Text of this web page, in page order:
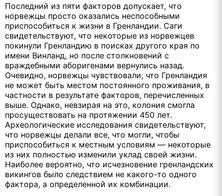
Последний из пяти факторов допускает, что
норвежцы просто оказались неспособными
приспособиться к жизни в Гренландии. Саги
свидетельствуют, что некоторые из норвежцев
покинули Гренландию в поисках другого края по
имени Винланд, но после столкновений с
враждебными аборигенами вернулись назад.
Очевидно, норвежцы чувствовали, что Гренландия
не может быть местом постоянного проживания, в
частности в результате факторов, перечисленных
выше. Однако, невзирая на это, колония смогла
просуществовать на протяжении 450 лет.
Археологические исследования свидетельствуют,
что норвежцы делали все, что могли, чтобы
приспособиться к местным условиям — некоторые
из них полностью изменили уклад своей жизни.
Наиболее вероятно, что исчезновение гренландских
викингов было следствием не какого-то одного
фактора, а определенной их комбинации.